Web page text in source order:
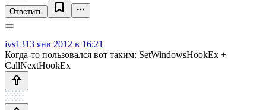
Ответить
ivs1313 янв 2012 в 16:21
Когда-то пользовался вот таким: SetWindowsHookEx +
CallNextHookEx